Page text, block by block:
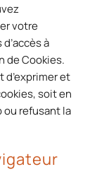
votre
à
de Cookies.
d’exprimer et
soit en
ou refusant la